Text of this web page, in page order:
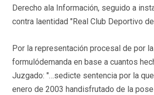
Derecho ala Información, seguido a
contra laentidad "Real Club Deportivo de
Por la representación procesal de por
formulódemanda en base a cuantos
Juzgado: "…sedicte sentencia por la que
enero de 2003 handisfrutado de la